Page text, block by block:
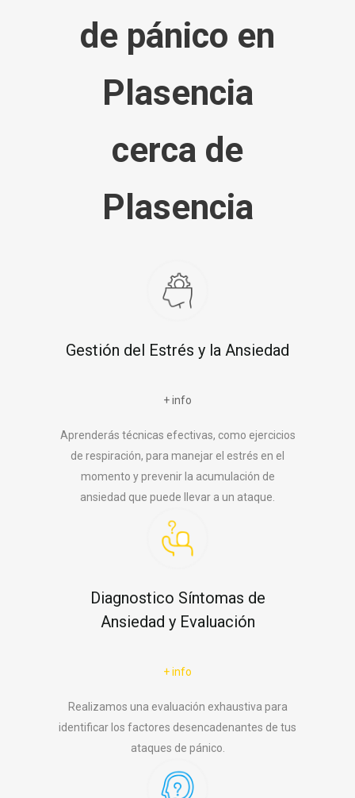
de pánico en
Plasencia
cerca de
Plasencia
Gestión del Estrés y la Ansiedad
+ info
Aprenderás técnicas efectivas, como ejercicios
de respiración, para manejar el estrés en el
momento y prevenir la acumulación de
ansiedad que puede llevar a un ataque.
Diagnostico Síntomas de
Ansiedad y Evaluación
+ info
Realizamos una evaluación exhaustiva para
identificar los factores desencadenantes de tus
ataques de pánico.